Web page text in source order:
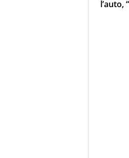
l’auto,